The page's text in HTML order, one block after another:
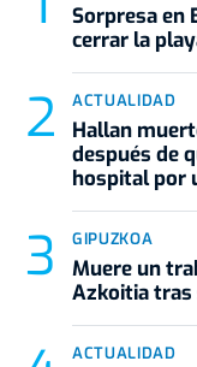
Sorpresa en
cerrar la
ACTUALIDAD
Hallan
después de
hospital por
GIPUZKOA
Muere un
Azkoitia tras
ACTUALIDAD